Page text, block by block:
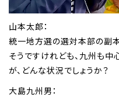
山本太郎：
統一地方選の選対本部の副
そうですけれども、九州も中
が、どんな状況でしょうか？
大島九州男：